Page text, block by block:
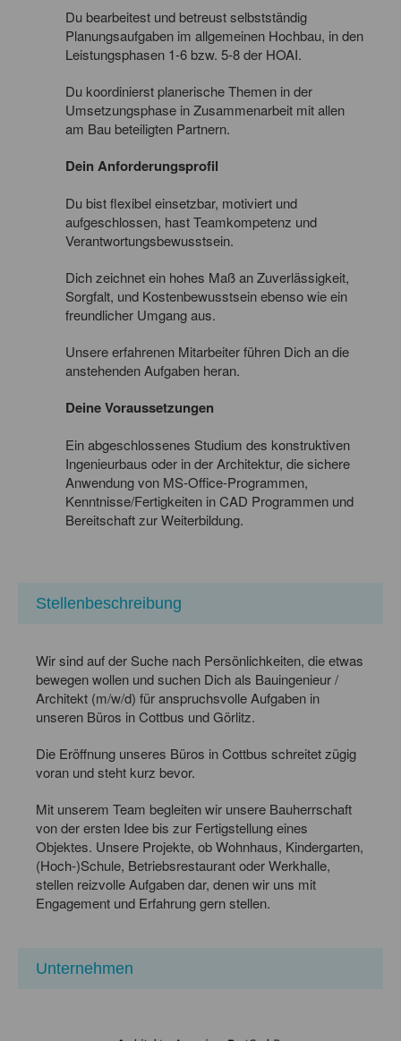
Du bearbeitest und betreust selbstständig
Planungsaufgaben im allgemeinen Hochbau, in den
Leistungsphasen 1-6 bzw. 5-8 der HOAI.
Du koordinierst planerische Themen in der
Umsetzungsphase in Zusammenarbeit mit allen
am Bau beteiligten Partnern.
Dein Anforderungsprofil
Du bist flexibel einsetzbar, motiviert und
aufgeschlossen, hast Teamkompetenz und
Verantwortungsbewusstsein.
Dich zeichnet ein hohes Maß an Zuverlässigkeit,
Sorgfalt, und Kostenbewusstsein ebenso wie ein
freundlicher Umgang aus.
Unsere erfahrenen Mitarbeiter führen Dich an die
anstehenden Aufgaben heran.
Deine Voraussetzungen
Ein abgeschlossenes Studium des konstruktiven
Ingenieurbaus oder in der Architektur, die sichere
Anwendung von MS-Office-Programmen,
Kenntnisse/Fertigkeiten in CAD Programmen und
Bereitschaft zur Weiterbildung.
Stellenbeschreibung
Wir sind auf der Suche nach Persönlichkeiten, die etwas
bewegen wollen und suchen Dich als Bauingenieur /
Architekt (m/w/d) für anspruchsvolle Aufgaben in
unseren Büros in Cottbus und Görlitz.
Die Eröffnung unseres Büros in Cottbus schreitet zügig
voran und steht kurz bevor.
Mit unserem Team begleiten wir unsere Bauherrschaft
von der ersten Idee bis zur Fertigstellung eines
Objektes. Unsere Projekte, ob Wohnhaus, Kindergarten,
(Hoch-)Schule, Betriebsrestaurant oder Werkhalle,
stellen reizvolle Aufgaben dar, denen wir uns mit
Engagement und Erfahrung gern stellen.
Unternehmen